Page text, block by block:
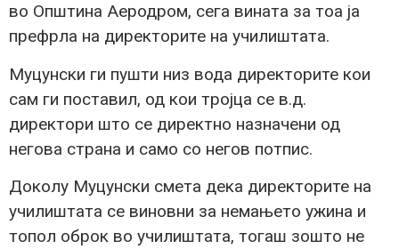
во Општина Аеродром, сега вината за тоа ја
префрла на директорите на училиштата.
Муцунски ги пушти низ вода директорите кои
сам ги поставил, од кои тројца се в.д.
директори што се директно назначени од
негова страна и само со негов потпис.
Доколу Муцунски смета дека директорите на
училиштата се виновни за немањето ужина и
топол оброк во училиштата, тогаш зошто не